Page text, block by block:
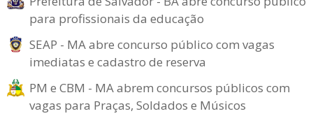
para profissionais da educação
SEAP - MA abre concurso público com vagas
imediatas e cadastro de reserva
PM e CBM - MA abrem concursos públicos com
vagas para Praças, Soldados e Músicos